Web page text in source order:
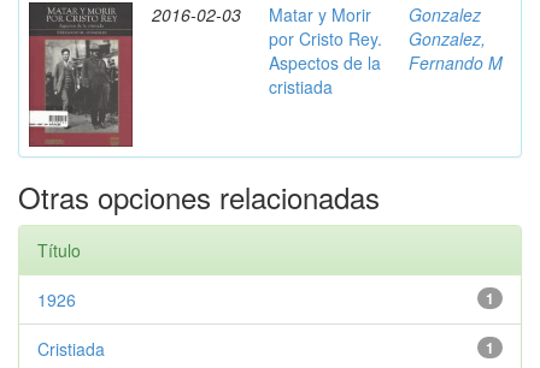
2016-02-03
Matar y Morir
por Cristo Rey.
Aspectos de la
cristiada
Gonzalez
Gonzalez,
Fernando M
Otras opciones relacionadas
Título
1
1926
1
Cristiada